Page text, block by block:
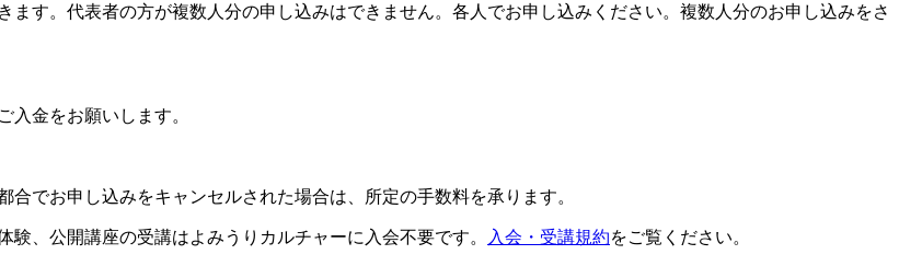
す。代表者の方が複数人分の申し込みはできません。各人でお申し込みください。複数人分のお申し込みをさ
金をお願いします。
でお申し込みをキャンセルされた場合は、所定の手数料を承ります。
、公開講座の受講はよみうりカルチャーに入会不要です。 入会・受講規約をご覧ください。